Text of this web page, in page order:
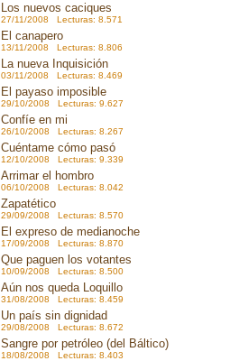
Los nuevos caciques
27/11/2008 Lecturas: 8.571
El canapero
13/11/2008 Lecturas: 8.806
La nueva Inquisición
03/11/2008 Lecturas: 8.469
El payaso imposible
29/10/2008 Lecturas: 9.627
Confíe en mi
26/10/2008 Lecturas: 8.267
Cuéntame cómo pasó
12/10/2008 Lecturas: 9.339
Arrimar el hombro
06/10/2008 Lecturas: 8.042
Zapatético
29/09/2008 Lecturas: 8.570
El expreso de medianoche
17/09/2008 Lecturas: 8.870
Que paguen los votantes
10/09/2008 Lecturas: 8.500
Aún nos queda Loquillo
31/08/2008 Lecturas: 8.459
Un país sin dignidad
29/08/2008 Lecturas: 8.672
Sangre por petróleo (del Báltico)
18/08/2008 Lecturas: 8.403